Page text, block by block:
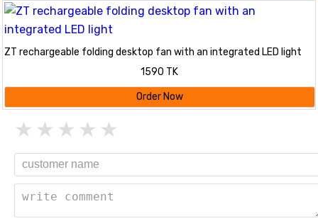
ZT rechargeable folding desktop fan with an integrated LED light
1590 TK
Order Now